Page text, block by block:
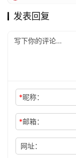
发表回复
*昵称：
*邮箱：
网址：